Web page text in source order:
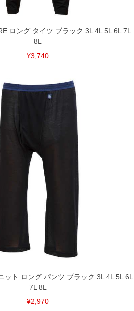
ロング タイツ ブラック 3L 4L 5L 6L 7L
8L
¥3,740
ット ロング パンツ ブラック 3L 4L 5L 6L
7L 8L
¥2,970